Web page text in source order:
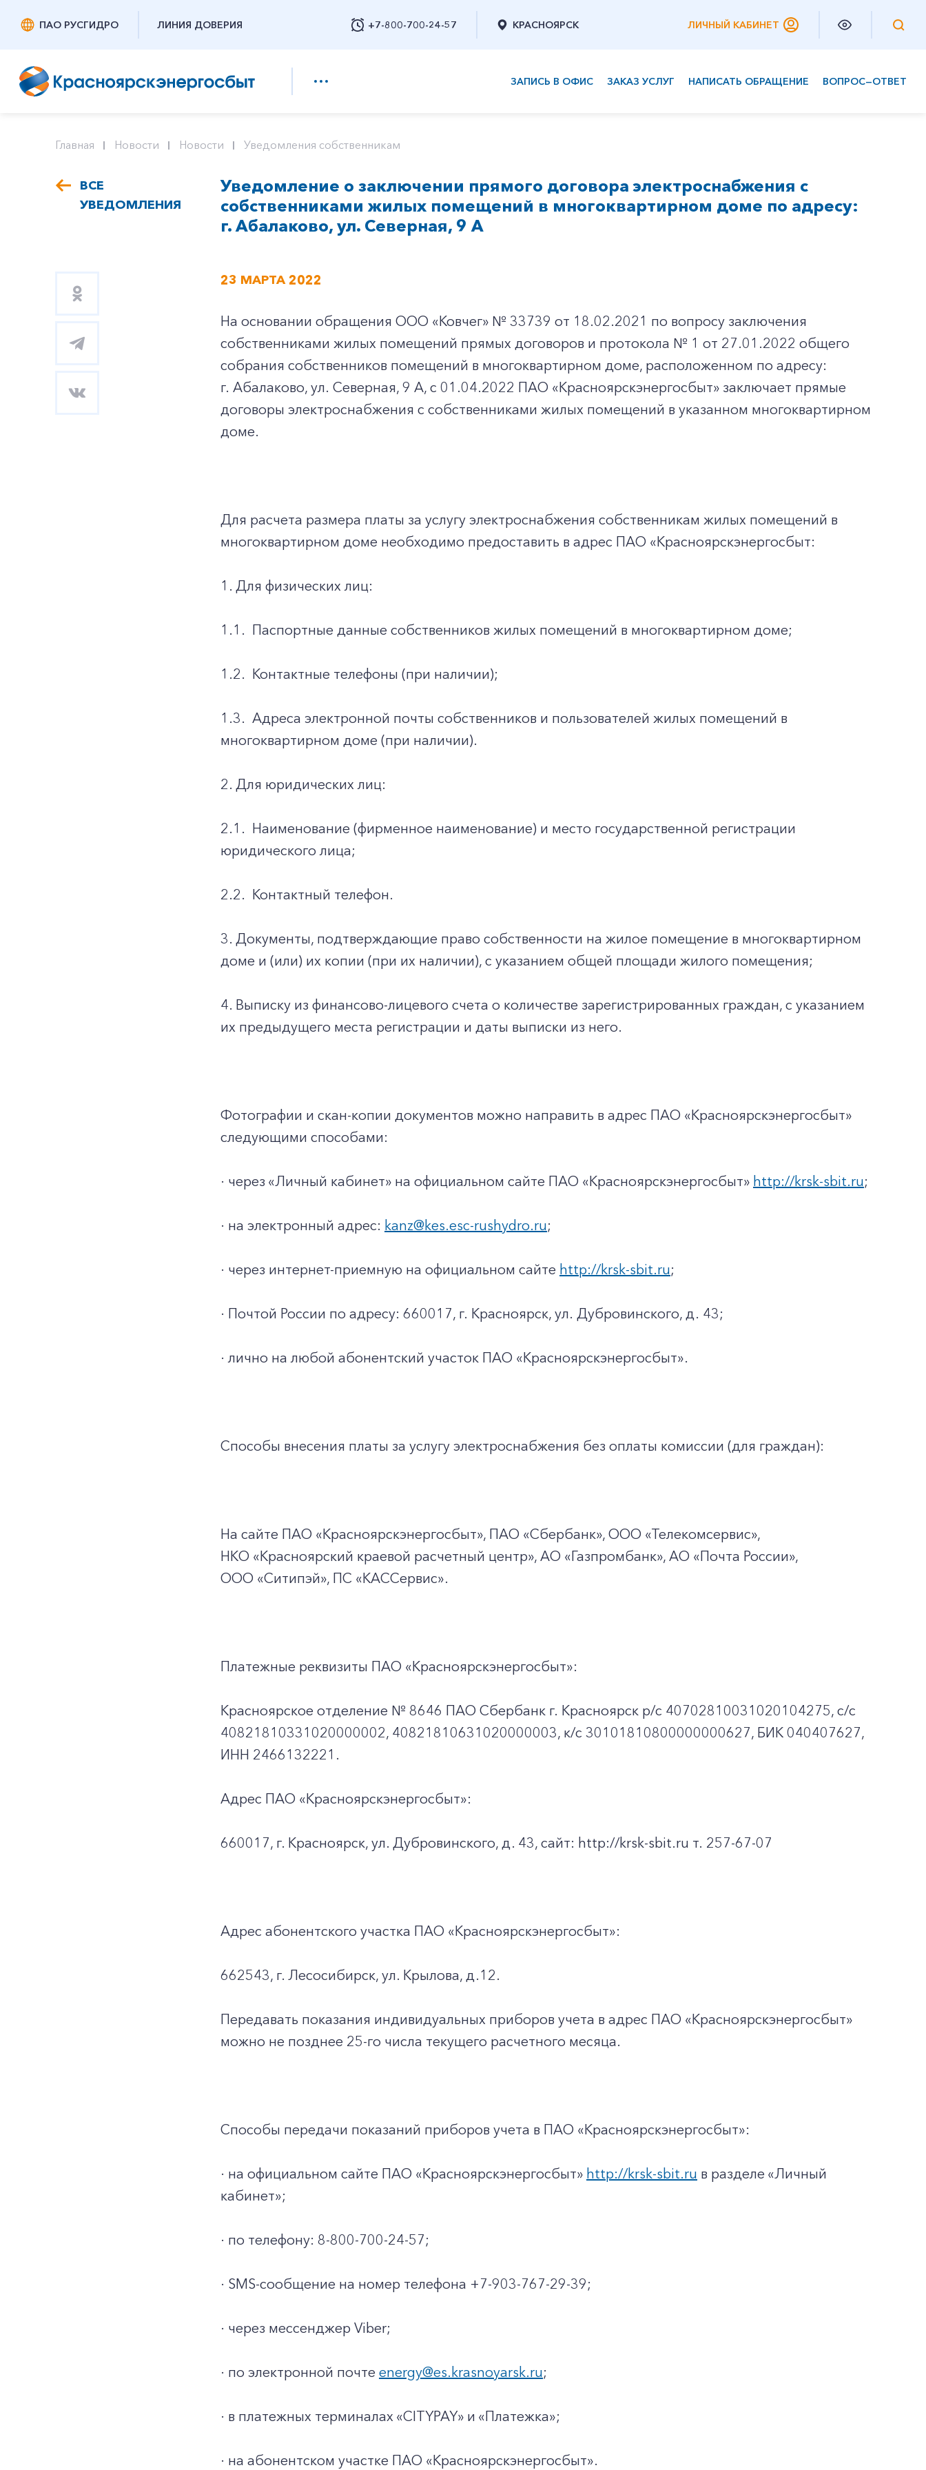
ПАО РУСГИДРО ЛИНИЯ ДОВЕРИЯ +7-800-700-24-57
Заказать обратный звонок
КРАСНОЯРСК ЛИЧНЫЙ КАБИНЕТ
ЗАПИСЬ В ОФИС ЗАКАЗ УСЛУГ НАПИСАТЬ ОБРАЩЕНИЕ ВОПРОС—ОТВЕТ
+7-800-700-24-57
Частным клиентам
Корпоративным клиентам
Главная Новости Новости Уведомления собственникам
ВСЕ
УВЕДОМЛЕНИЯ
Уведомление о заключении прямого договора электроснабжения с
собственниками жилых помещений в многоквартирном доме по адресу:
г. Абалаково, ул. Северная, 9 А
23 МАРТА 2022
На основании обращения ООО «Ковчег» № 33739 от 18.02.2021 по вопросу заключения
собственниками жилых помещений прямых договоров и протокола № 1 от 27.01.2022 общего
собрания собственников помещений в многоквартирном доме, расположенном по адресу:
г. Абалаково, ул. Северная, 9 А, с 01.04.2022 ПАО «Красноярскэнергосбыт» заключает прямые
договоры электроснабжения с собственниками жилых помещений в указанном многоквартирном
доме.
Для расчета размера платы за услугу электроснабжения собственникам жилых помещений в
многоквартирном доме необходимо предоставить в адрес ПАО «Красноярскэнергосбыт:
1. Для физических лиц:
1.1. Паспортные данные собственников жилых помещений в многоквартирном доме;
1.2. Контактные телефоны (при наличии);
1.3. Адреса электронной почты собственников и пользователей жилых помещений в
многоквартирном доме (при наличии).
2. Для юридических лиц:
2.1. Наименование (фирменное наименование) и место государственной регистрации
юридического лица;
2.2. Контактный телефон.
3. Документы, подтверждающие право собственности на жилое помещение в многоквартирном
доме и (или) их копии (при их наличии), с указанием общей площади жилого помещения;
4. Выписку из финансово-лицевого счета о количестве зарегистрированных граждан, с указанием
их предыдущего места регистрации и даты выписки из него.
Фотографии и скан-копии документов можно направить в адрес ПАО «Красноярскэнергосбыт»
следующими способами:
· через «Личный кабинет» на официальном сайте ПАО «Красноярскэнергосбыт» http://krsk-sbit.ru;
· на электронный адрес: kanz@kes.esc-rushydro.ru;
· через интернет-приемную на официальном сайте http://krsk-sbit.ru;
· Почтой России по адресу: 660017, г. Красноярск, ул. Дубровинского, д. 43;
· лично на любой абонентский участок ПАО «Красноярскэнергосбыт».
Способы внесения платы за услугу электроснабжения без оплаты комиссии (для граждан):
На сайте ПАО «Красноярскэнергосбыт», ПАО «Сбербанк», ООО «Телекомсервис»,
НКО «Красноярский краевой расчетный центр», АО «Газпромбанк», АО «Почта России»,
ООО «Ситипэй», ПС «КАССервис».
Платежные реквизиты ПАО «Красноярскэнергосбыт»:
Красноярское отделение № 8646 ПАО Сбербанк г. Красноярск p/c 40702810031020104275, с/с
40821810331020000002, 40821810631020000003, к/c 30101810800000000627, БИК 040407627,
ИНН 2466132221.
Адрес ПАО «Красноярскэнергосбыт»:
660017, г. Красноярск, ул. Дубровинского, д. 43, сайт: http://krsk-sbit.ru т. 257-67-07
Адрес абонентского участка ПАО «Красноярскэнергосбыт»:
662543, г. Лесосибирск, ул. Крылова, д.12.
Передавать показания индивидуальных приборов учета в адрес ПАО «Красноярскэнергосбыт»
можно не позднее 25-го числа текущего расчетного месяца.
Способы передачи показаний приборов учета в ПАО «Красноярскэнергосбыт»:
· на официальном сайте ПАО «Красноярскэнергосбыт» http://krsk-sbit.ru в разделе «Личный
кабинет»;
· по телефону: 8-800-700-24-57;
· SMS-сообщение на номер телефона +7-903-767-29-39;
· через мессенджер Viber;
· по электронной почте energy@es.krasnoyarsk.ru;
· в платежных терминалах «CITYPAY» и «Платежка»;
· на абонентском участке ПАО «Красноярскэнергосбыт».